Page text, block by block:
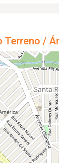
Terreno /